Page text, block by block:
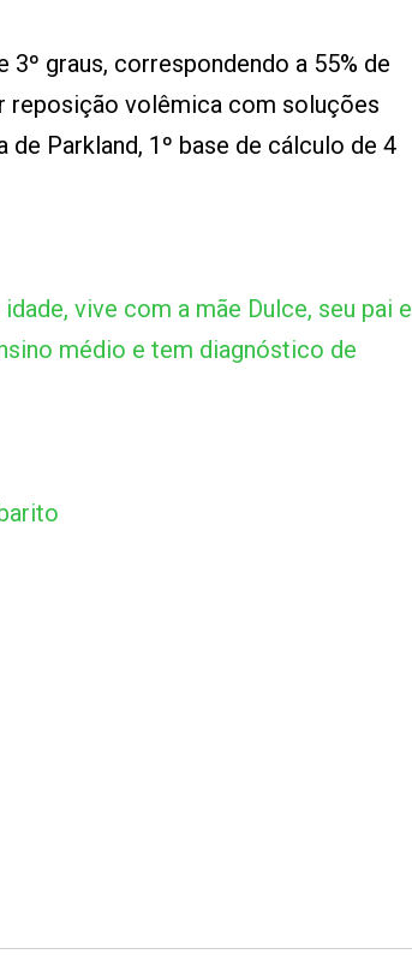
3º graus, correspondendo a 55% de
reposição volêmica com soluções
Parkland, 1º base de cálculo de 4
vive com a mãe Dulce, seu pai e
médio e tem diagnóstico de